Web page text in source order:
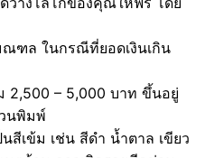
ณฑล ในกรณีที่ยอดเงินเกิน
2,500 – 5,000 บาท ขึ้นอยู่
นพิมพ์
สีเข้ม เช่น สีดำ น้ำตาล เขียว